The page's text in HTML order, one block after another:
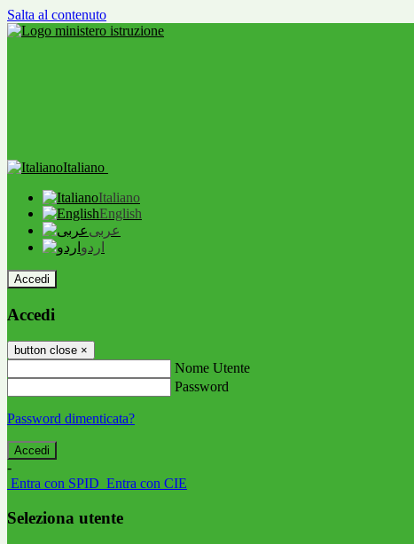
Salta al contenuto
Italiano
Italiano
English
عربى
اردو
Accedi
Accedi
button close ×
Nome Utente
Password
Password dimenticata?
-
Entra con SPID Entra con CIE
Seleziona utente